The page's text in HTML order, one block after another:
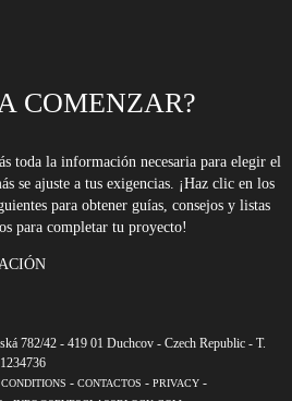
COMENZAR?
toda la información necesaria para elegir el
se ajuste a tus exigencias. ¡Haz clic en los
para obtener guías, consejos y listas
para completar tu proyecto!
782/42 - 419 01 Duchcov - Czech Republic - T.
- CONTACTOS - PRIVACY-